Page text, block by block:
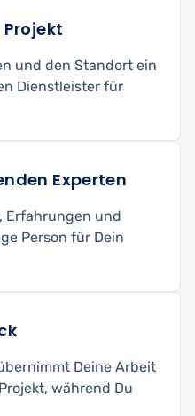
Projekt
und den Standort ein
Dienstleister für
Experten
Erfahrungen und
Person für Dein
Deine Arbeit
während Du